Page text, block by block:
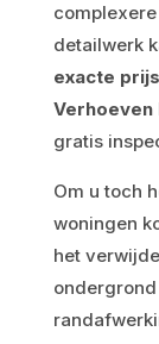
detailwerk
exacte
Verhoeven
gratis
Om u toch
woningen
het